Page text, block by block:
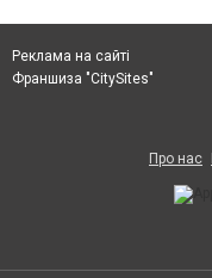
Реклама на сайті
Франшиза "CitySites"
Про нас